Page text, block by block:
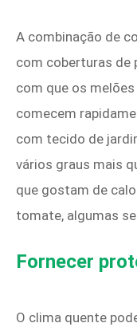
A combinação de
com coberturas de
com que os
comecem
com tecido de
vários graus mais
que gostam de
tomate, algumas
Fornecer
O clima quente